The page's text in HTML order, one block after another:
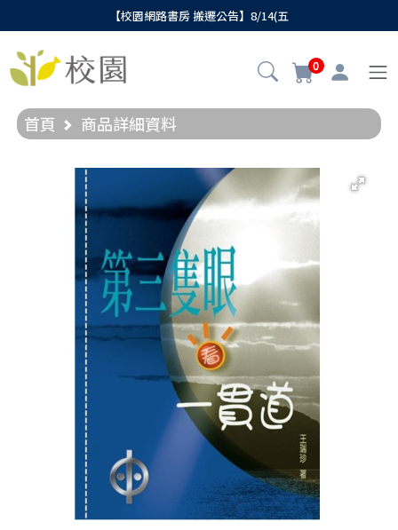
【校園網路書房 搬遷公告】8/14(五
0
首頁 商品詳細資料